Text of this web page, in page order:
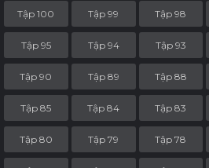
Tập 100 Tập 99 Tập 98
Tập 95 Tập 94 Tập 93
Tập 90 Tập 89 Tập 88
Tập 85 Tập 84 Tập 83
Tập 80 Tập 79 Tập 78